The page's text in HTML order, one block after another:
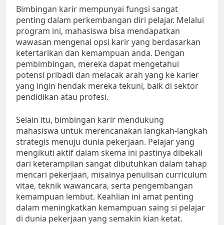
Bimbingan karir mempunyai fungsi sangat
penting dalam perkembangan diri pelajar. Melalui
program ini, mahasiswa bisa mendapatkan
wawasan mengenai opsi karir yang berdasarkan
ketertarikan dan kemampuan anda. Dengan
pembimbingan, mereka dapat mengetahui
potensi pribadi dan melacak arah yang ke karier
yang ingin hendak mereka tekuni, baik di sektor
pendidikan atau profesi.
Selain itu, bimbingan karir mendukung
mahasiswa untuk merencanakan langkah-langkah
strategis menuju dunia pekerjaan. Pelajar yang
mengikuti aktif dalam skema ini pastinya dibekali
dari keterampilan sangat dibutuhkan dalam tahap
mencari pekerjaan, misalnya penulisan curriculum
vitae, teknik wawancara, serta pengembangan
kemampuan lembut. Keahlian ini amat penting
dalam meningkatkan kemampuan saing si pelajar
di dunia pekerjaan yang semakin kian ketat.